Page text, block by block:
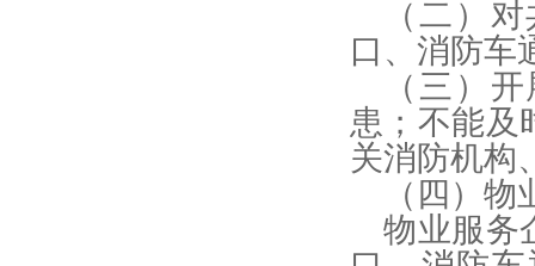
（二）
口、消防车
（三）
患；不能及
关消防机构
（四）
物业服务